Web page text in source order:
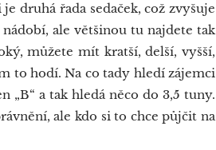
druhá řada sedaček, což zvyšuje
ale většinou tu najdete tak
můžete mít kratší, delší, vyšší,
to hodí. Na co tady hledí zájemci
„B“ a tak hledá něco do 3,5 tuny.
ale kdo si to chce půjčit na